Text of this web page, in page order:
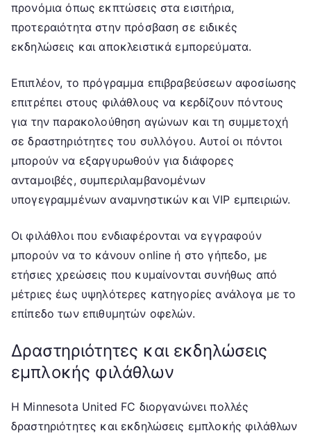
προνόμια όπως εκπτώσεις στα εισιτήρια,
προτεραιότητα στην πρόσβαση σε ειδικές
εκδηλώσεις και αποκλειστικά εμπορεύματα.
Επιπλέον, το πρόγραμμα επιβραβεύσεων αφοσίωσης
επιτρέπει στους φιλάθλους να κερδίζουν πόντους
για την παρακολούθηση αγώνων και τη συμμετοχή
σε δραστηριότητες του συλλόγου. Αυτοί οι πόντοι
μπορούν να εξαργυρωθούν για διάφορες
ανταμοιβές, συμπεριλαμβανομένων
υπογεγραμμένων αναμνηστικών και VIP εμπειριών.
Οι φιλάθλοι που ενδιαφέρονται να εγγραφούν
μπορούν να το κάνουν online ή στο γήπεδο, με
ετήσιες χρεώσεις που κυμαίνονται συνήθως από
μέτριες έως υψηλότερες κατηγορίες ανάλογα με το
επίπεδο των επιθυμητών οφελών.
Δραστηριότητες και εκδηλώσεις
εμπλοκής φιλάθλων
Η Minnesota United FC διοργανώνει πολλές
δραστηριότητες και εκδηλώσεις εμπλοκής φιλάθλων